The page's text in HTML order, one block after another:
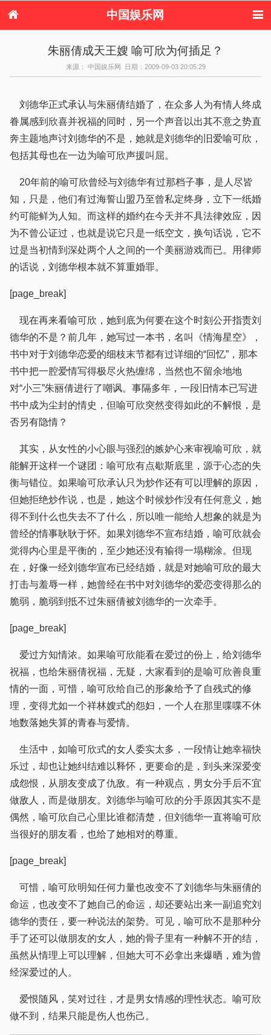
中国娱乐网
港台娱乐
日本娱乐 韩国娱乐
欧美娱乐
音乐新闻 影视新闻
内地明星八卦
八卦
朱丽倩成天王嫂 喻可欣为何插足？
来源： 中国娱乐网 日期：2009-09-03 20:05:29
刘德华正式承认与朱丽倩结婚了，在众多人为有情人终成
眷属感到欣喜并祝福的同时，另一个声音以出其不意之势直
奔主题地声讨刘德华的不是，她就是刘德华的旧爱喻可欣，
包括其母也在一边为喻可欣声援叫屈。
20年前的喻可欣曾经与刘德华有过那档子事，是人尽皆
知，只是，他们有过海誓山盟乃至曾私定终身，立下一纸婚
约可能鲜为人知。而这样的婚约在今天并不具法律效应，因
为不曾公证过，也就是说它只是一纸空文，换句话说，它不
过是当初情到深处两个人之间的一个美丽游戏而已。用律师
的话说，刘德华根本就不算重婚罪。
[page_break]
现在再来看喻可欣，她到底为何要在这个时刻公开指责刘
德华的不是？前几年，她写过一本书，名叫《情海星空》，
书中对于刘德华恋爱的细枝末节都有过详细的“回忆”，那本
书中把一腔爱情写得极尽火热缠绵，当然也不留余地地
对“小三”朱丽倩进行了嘲讽。事隔多年，一段旧情本已写进
书中成为尘封的情史，但喻可欣突然变得如此的不解恨，是
否另有隐情？
其实，从女性的小心眼与强烈的嫉妒心来审视喻可欣，就
能解开这样一个谜团：喻可欣有点歇斯底里，源于心态的失
衡与错位。如果喻可欣承认只为炒作还有可以理解的原因，
但她拒绝炒作说，也是，她这个时候炒作没有任何意义，她
得不到什么也失去不了什么，所以唯一能给人想象的就是为
曾经的情事耿耿于怀。如果刘德华不宣布结婚，喻可欣就会
觉得内心里是平衡的，至少她还没有输得一塌糊涂。但现
在，好像一经刘德华宣布已经结婚，就是对她喻可欣的最大
打击与羞辱一样，她曾经在书中对刘德华的爱恋变得那么的
脆弱，脆弱到抵不过朱丽倩被刘德华的一次牵手。
[page_break]
爱过方知情浓。如果喻可欣能看在爱过的份上，给刘德华
祝福，也给朱丽倩祝福，无疑，大家看到的是喻可欣善良重
情的一面，可惜，喻可欣给自己的形象给予了自残式的修
理，变得尤如一个祥林嫂式的怨妇，一个人在那里喋喋不休
地数落她失算的青春与爱情。
生活中，如喻可欣式的女人委实太多，一段情让她幸福快
乐过，却也让她纠结难以释怀，更要命的是，到头来深爱变
成怨恨，从朋友变成了仇敌。有一种观点，男女分手后不宜
做敌人，而是做朋友。刘德华与喻可欣的分手原因其实不是
偶然，喻可欣自己心里比谁都清楚，但刘德华一直将喻可欣
当很好的朋友看，也给了她相对的尊重。
[page_break]
可惜，喻可欣明知任何力量也改变不了刘德华与朱丽倩的
命运，也改变不了她自己的命运，却还要站出来一副追究刘
德华的责任，要一种说法的架势。可见，喻可欣不是那种分
手了还可以做朋友的女人，她的骨子里有一种解不开的结，
虽然从情理上可以理解，但她大可不必拿出来爆晒，难为曾
经深爱过的人。
爱恨随风，笑对过往，才是男女情感的理性状态。喻可欣
做不到，结果只能是伤人也伤己。